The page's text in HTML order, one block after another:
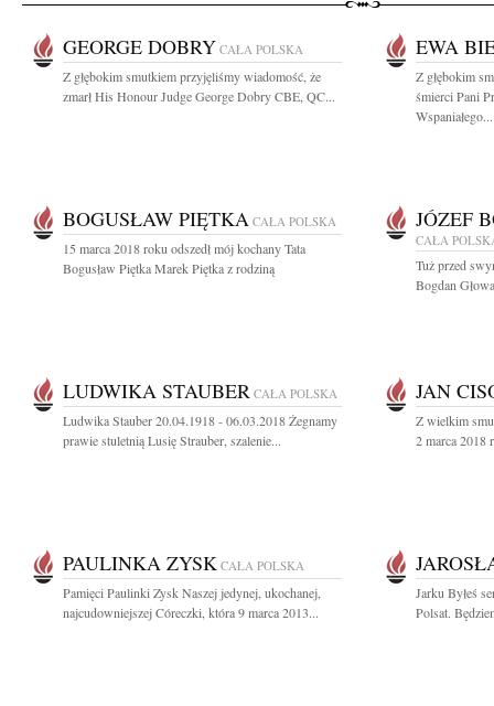
GEORGE DOBRY CAŁA POLSKA
Z głębokim smutkiem przyjęliśmy wiadomość, że
zmarł His Honour Judge George Dobry CBE, QC...
EWA
Z głębokim
śmierci Pani
Wspaniałego...
BOGUSŁAW PIĘTKA CAŁA POLSKA
15 marca 2018 roku odszedł mój kochany Tata
Bogusław Piętka Marek Piętka z rodziną
JÓZEF
CAŁA
Tuż przed
Bogdan
LUDWIKA STAUBER CAŁA POLSKA
Ludwika Stauber 20.04.1918 - 06.03.2018 Żegnamy
prawie stuletnią Lusię Strauber, szalenie...
JAN
Z wielkim
2 marca 2018
PAULINKA ZYSK CAŁA POLSKA
Pamięci Paulinki Zysk Naszej jedynej, ukochanej,
najcudowniejszej Córeczki, która 9 marca 2013...
Jarku Byłeś
Polsat.